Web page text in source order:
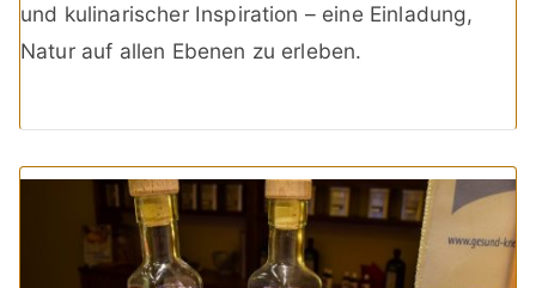
und kulinarischer Inspiration – eine Einladung,
Natur auf allen Ebenen zu erleben.